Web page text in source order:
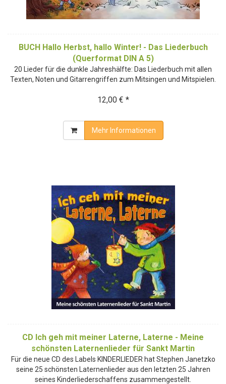
BUCH Hallo Herbst, hallo Winter! - Das Liederbuch
(Querformat DIN A 5)
20 Lieder für die dunkle Jahreshälfte: Das Liederbuch mit allen
Texten, Noten und Gitarrengriffen zum Mitsingen und Mitspielen.
12,00 € *
Mehr Informationen
CD Ich geh mit meiner Laterne, Laterne - Meine
schönsten Laternenlieder für Sankt Martin
Für die neue CD des Labels KINDERLIEDER hat Stephen Janetzko
seine 25 schönsten Laternenlieder aus den letzten 25 Jahren
seines Kinderliederschaffens zusammengestellt.